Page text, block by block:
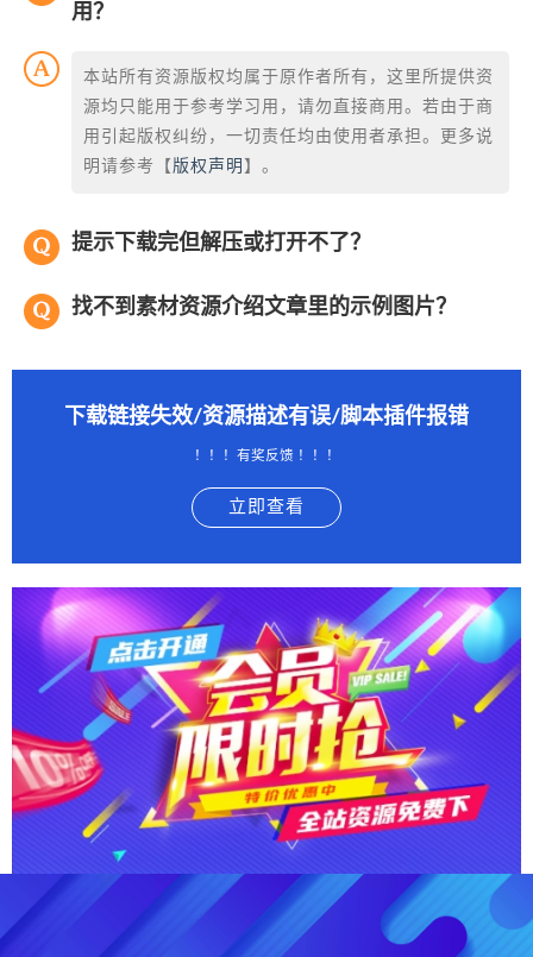
用？
本站所有资源版权均属于原作者所有，这里所提供资
源均只能用于参考学习用，请勿直接商用。若由于商
用引起版权纠纷，一切责任均由使用者承担。更多说
明请参考【 版权声明 】。
提示下载完但解压或打开不了？
找不到素材资源介绍文章里的示例图片？
下载链接失效/资源描述有误/脚本插件报错
！！！有奖反馈 ！！！
立即查看